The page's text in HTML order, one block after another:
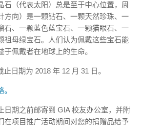
石（代表太阳）总是至于中心位置，周
方向）是一颗钻石、一颗天然珍珠、一
石、一颗蓝色蓝宝石、一颗猫眼石、一
祖母绿宝石。人们认为佩戴这些宝石能
佩戴者在地球上的生命。
日期为 2018 年 12 月 31 日。
日期之前邮寄到 GIA 校友办公室，并附
在项目推广活动期间对您的捐赠品给予